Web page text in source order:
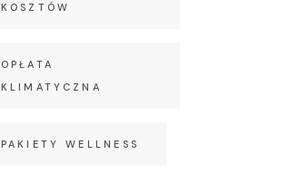
KOSZTÓW
OPŁATA
KLIMATYCZNA
PAKIETY WELLNESS